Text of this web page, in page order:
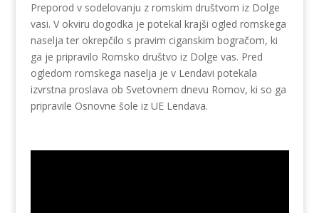
Preporod v sodelovanju z romskim društvom iz Dolge
vasi. V okviru dogodka je potekal krajši ogled romskega
naselja ter okrepčilo s pravim ciganskim bogračom, ki
ga je pripravilo Romsko društvo iz Dolge vas. Pred
ogledom romskega naselja je v Lendavi potekala
izvrstna proslava ob Svetovnem dnevu Romov, ki so ga
pripravile Osnovne šole iz UE Lendava.